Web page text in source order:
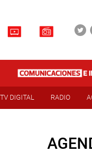
TV DIGITAL RADIO